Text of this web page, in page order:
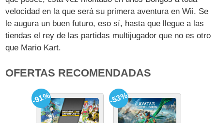
velocidad en la que será su primera aventura en Wii. Se
le augura un buen futuro, eso sí, hasta que llegue a las
tiendas el rey de las partidas multijugador que no es otro
que Mario Kart.
OFERTAS RECOMENDADAS
-91% -53%